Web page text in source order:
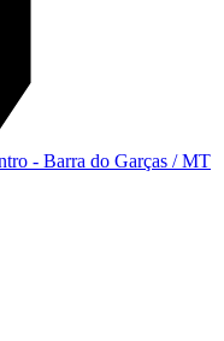
- Barra do Garças / MT